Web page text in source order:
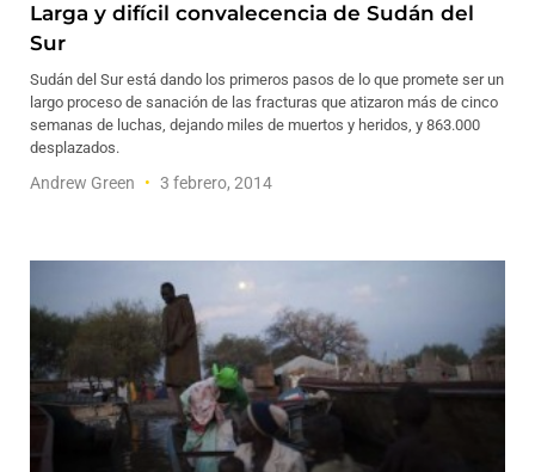
Larga y difícil convalecencia de Sudán del
Sur
Sudán del Sur está dando los primeros pasos de lo que promete ser un
largo proceso de sanación de las fracturas que atizaron más de cinco
semanas de luchas, dejando miles de muertos y heridos, y 863.000
desplazados.
Andrew Green 3 febrero, 2014